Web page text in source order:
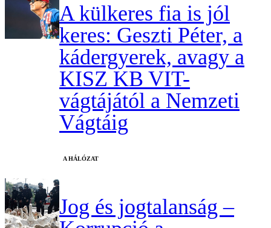
A külkeres fia is jól
keres: Geszti Péter, a
kádergyerek, avagy a
KISZ KB VIT-
vágtájától a Nemzeti
Vágtáig
A HÁLÓZAT
Jog és jogtalanság –